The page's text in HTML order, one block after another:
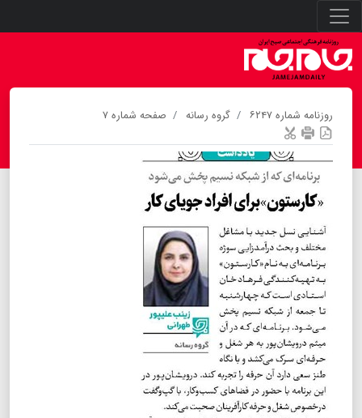
روزنامه شماره ۶۲۴۷ گروه رسانه صفحه شماره ۷